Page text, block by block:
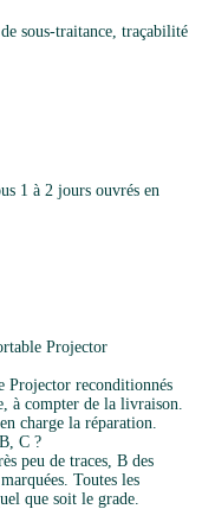
sous-traitance, traçabilité
1 à 2 jours ouvrés en
Projector
Projector reconditionnés
à compter de la livraison.
charge la réparation.
C ?
peu de traces, B des
Toutes les
que soit le grade.